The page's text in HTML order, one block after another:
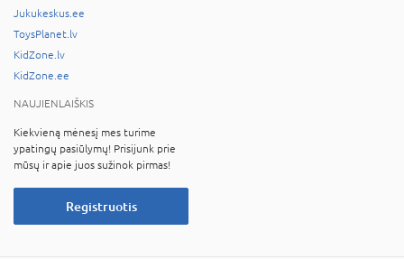
Jukukeskus.ee
ToysPlanet.lv
KidZone.lv
KidZone.ee
NAUJIENLAIŠKIS
Kiekvieną mėnesį mes turime
ypatingų pasiūlymų! Prisijunk prie
mūsų ir apie juos sužinok pirmas!
Registruotis